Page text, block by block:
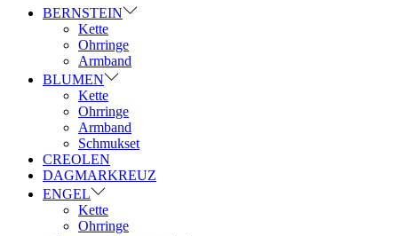
BERNSTEIN
Kette
Ohrringe
Armband
BLUMEN
Kette
Ohrringe
Armband
Schmukset
CREOLEN
DAGMARKREUZ
ENGEL
Kette
Ohrringe